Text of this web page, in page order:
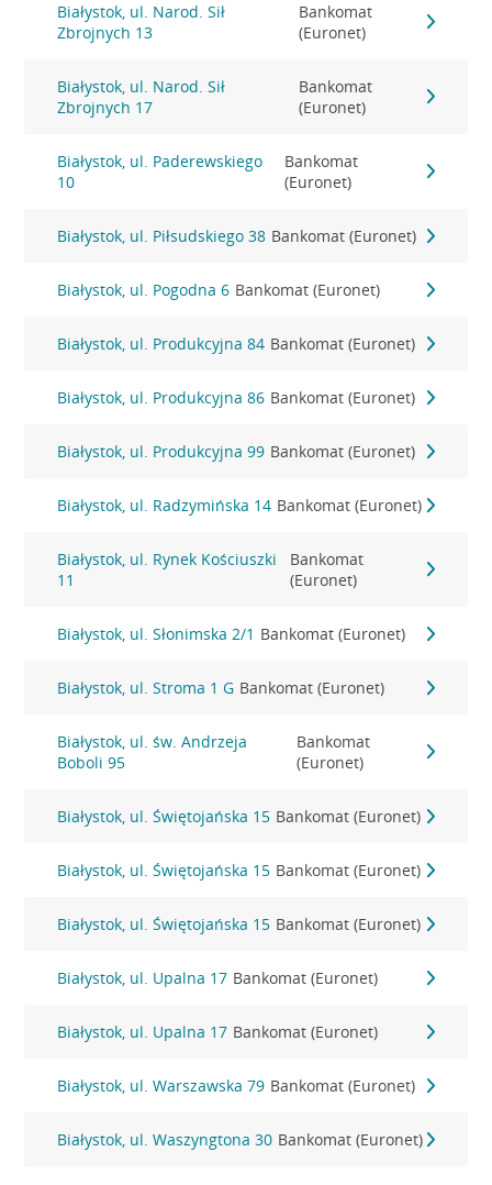
Białystok, ul. Narod. Sił
Zbrojnych 13
Bankomat
(Euronet)
Białystok, ul. Narod. Sił
Zbrojnych 17
Bankomat
(Euronet)
Białystok, ul. Paderewskiego
10
Bankomat
(Euronet)
Białystok, ul. Piłsudskiego 38 Bankomat (Euronet)
Białystok, ul. Pogodna 6 Bankomat (Euronet)
Białystok, ul. Produkcyjna 84 Bankomat (Euronet)
Białystok, ul. Produkcyjna 86 Bankomat (Euronet)
Białystok, ul. Produkcyjna 99 Bankomat (Euronet)
Białystok, ul. Radzymińska 14 Bankomat (Euronet)
Białystok, ul. Rynek Kościuszki
11
Bankomat
(Euronet)
Białystok, ul. Słonimska 2/1 Bankomat (Euronet)
Białystok, ul. Stroma 1 G Bankomat (Euronet)
Białystok, ul. św. Andrzeja
Boboli 95
Bankomat
(Euronet)
Białystok, ul. Świętojańska 15 Bankomat (Euronet)
Białystok, ul. Świętojańska 15 Bankomat (Euronet)
Białystok, ul. Świętojańska 15 Bankomat (Euronet)
Białystok, ul. Upalna 17 Bankomat (Euronet)
Białystok, ul. Upalna 17 Bankomat (Euronet)
Białystok, ul. Warszawska 79 Bankomat (Euronet)
Białystok, ul. Waszyngtona 30 Bankomat (Euronet)